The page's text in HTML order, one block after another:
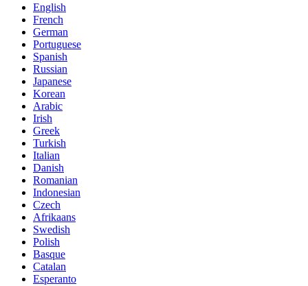
English
French
German
Portuguese
Spanish
Russian
Japanese
Korean
Arabic
Irish
Greek
Turkish
Italian
Danish
Romanian
Indonesian
Czech
Afrikaans
Swedish
Polish
Basque
Catalan
Esperanto